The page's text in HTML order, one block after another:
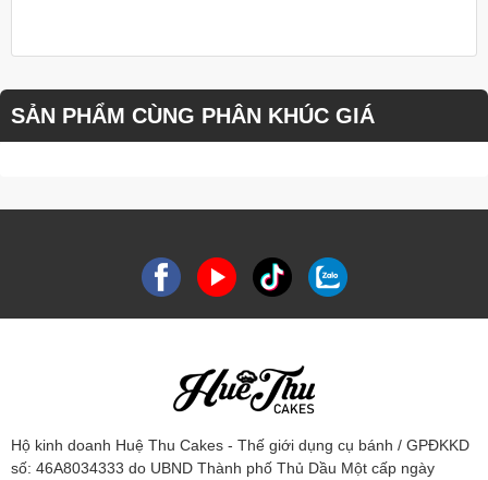
SẢN PHẨM CÙNG PHÂN KHÚC GIÁ
Hộ kinh doanh Huệ Thu Cakes - Thế giới dụng cụ bánh / GPĐKKD
số: 46A8034333 do UBND Thành phố Thủ Dầu Một cấp ngày